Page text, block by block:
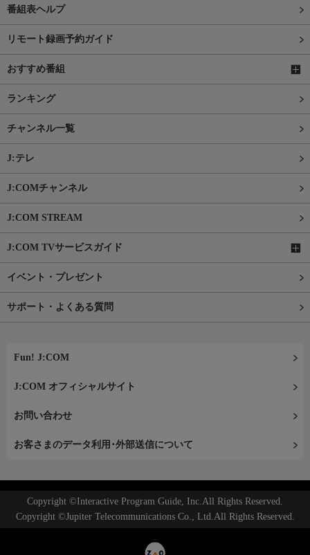
番組表ヘルプ
リモート録画予約ガイド
おすすめ番組
ランキング
チャンネル一覧
J:テレ
J:COMチャンネル
J:COM STREAM
J:COM TVサービスガイド
イベント・プレゼント
サポート・よくある質問
Fun! J:COM
J:COM オフィシャルサイト
お問い合わせ
お客さまのデータ利用･外部送信について
Copyright ©Interactive Program Guide, Inc.All Rights Reserved.
Copyright ©Jupiter Telecommunications Co., Ltd.All Rights Reserved.